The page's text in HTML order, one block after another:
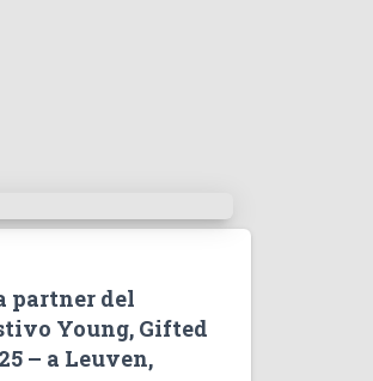
partner del
Young, Gifted
– a Leuven,